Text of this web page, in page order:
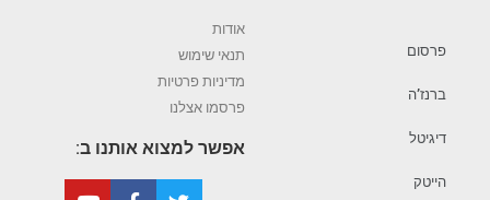
פרסום
ברנז’ה
דיגיטל
הייטק
אודות
תנאי שימוש
מדיניות פרטיות
פרסמו אצלנו
אפשר למצוא אותנו ב: